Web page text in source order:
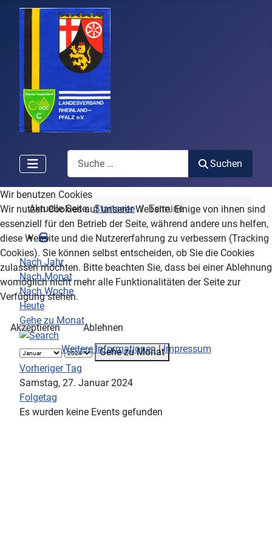
Search
Suchen
Aktuelle Seite:Startseite Termine
Nach Jahr
Nach Monat
Nach Woche
Heute
Gehe zu Monat
Gehe zu Monat
Vorheriger Tag
Samstag, 27. Januar 2024
Folgetag
Es wurden keine Events gefunden
Wir benutzen Cookies
Wir nutzen Cookies auf unserer Website. Einige von ihnen sind
essenziell für den Betrieb der Seite, während andere uns helfen,
diese Website und die Nutzererfahrung zu verbessern (Tracking
Cookies). Sie können selbst entscheiden, ob Sie die Cookies
zulassen möchten. Bitte beachten Sie, dass bei einer Ablehnung
womöglich nicht mehr alle Funktionalitäten der Seite zur
Verfügung stehen.
Akzeptieren
Ablehnen
Weitere Informationen|Impressum